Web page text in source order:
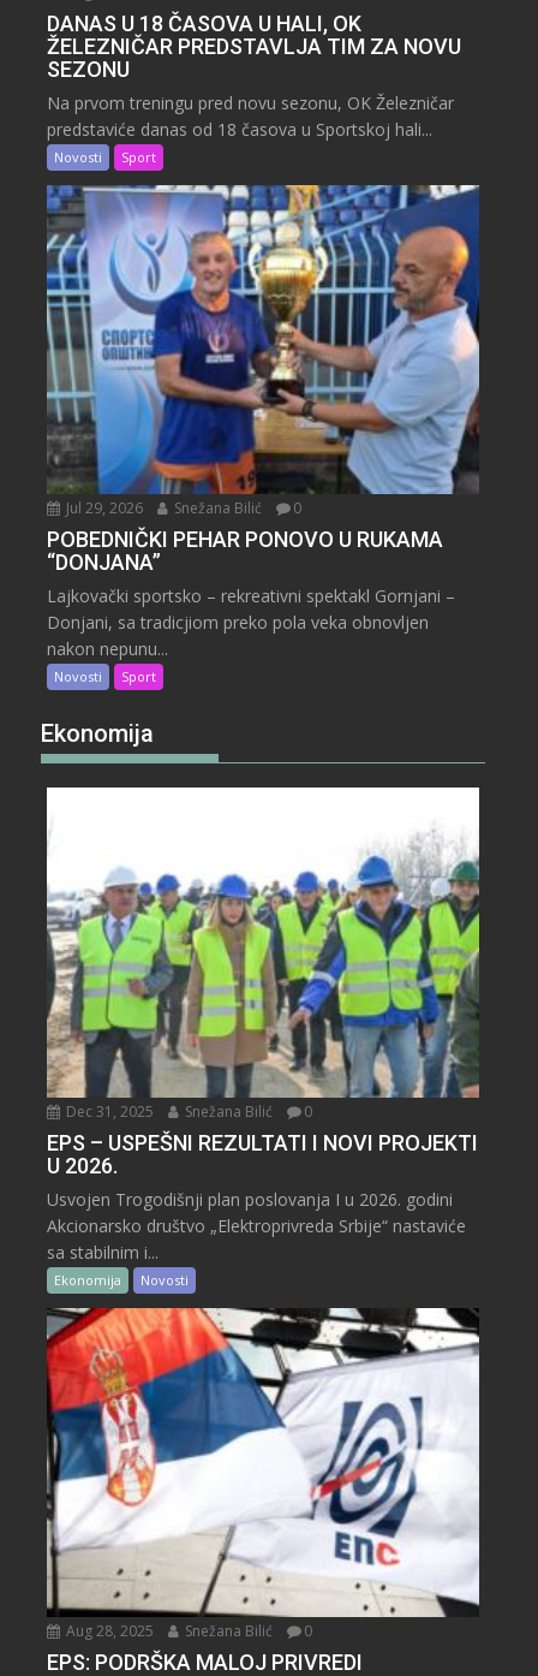
DANAS U 18 ČASOVA U HALI, OK
ŽELEZNIČAR PREDSTAVLJA TIM ZA NOVU
SEZONU
Na prvom treningu pred novu sezonu, OK Železničar
predstaviće danas od 18 časova u Sportskoj hali...
Novosti Sport
Jul 29, 2026 Snežana Bilić 0
POBEDNIČKI PEHAR PONOVO U RUKAMA
“DONJANA”
Lajkovački sportsko – rekreativni spektakl Gornjani –
Donjani, sa tradicjiom preko pola veka obnovljen
nakon nepunu...
Novosti Sport
Ekonomija
Dec 31, 2025 Snežana Bilić 0
EPS – USPEŠNI REZULTATI I NOVI PROJEKTI
U 2026.
Usvojen Trogodišnji plan poslovanja I u 2026. godini
Akcionarsko društvo „Elektroprivreda Srbije“ nastaviće
sa stabilnim i...
Ekonomija Novosti
Aug 28, 2025 Snežana Bilić 0
EPS: PODRŠKA MALOJ PRIVREDI